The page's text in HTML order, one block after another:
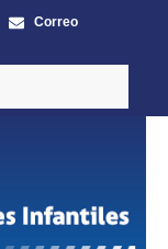
Correo